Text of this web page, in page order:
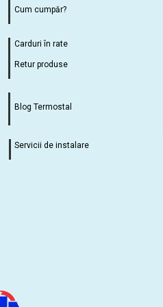
Cum cumpăr?
Carduri în rate
Retur produse
Blog Termostal
Servicii de instalare